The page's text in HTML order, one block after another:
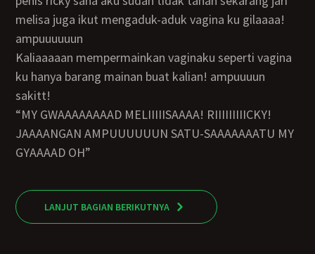
melisa juga ikut mengaduk-aduk vagina ku gilaaaa!
ampuuuuuun
kaliaaaaan mempermainkan vaginaku seperti vagina
ku hanya barang mainan buat kalian! ampuuuun
sakitt!
“MY GWAAAAAAAAD MELIIIIISAAAA! RIIIIIIIIICKY!
JAAAANGAN AMPUUUUUUN SATU-SAAAAAAATU MY
GYAAAAD OH”
LANJUT BAGIAN BERIKUTNYA